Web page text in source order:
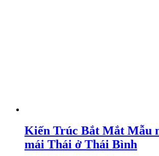
Kiến Trúc Bắt Mắt Mẫu
mái Thái ở Thái Bình